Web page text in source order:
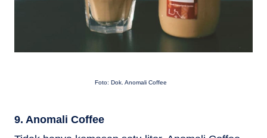
Foto: Dok. Anomali Coffee
9. Anomali Coffee